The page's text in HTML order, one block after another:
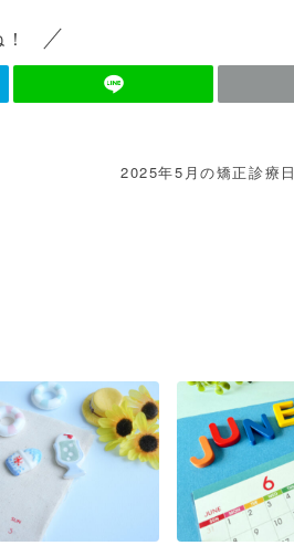
2025年5月の矯正診療日